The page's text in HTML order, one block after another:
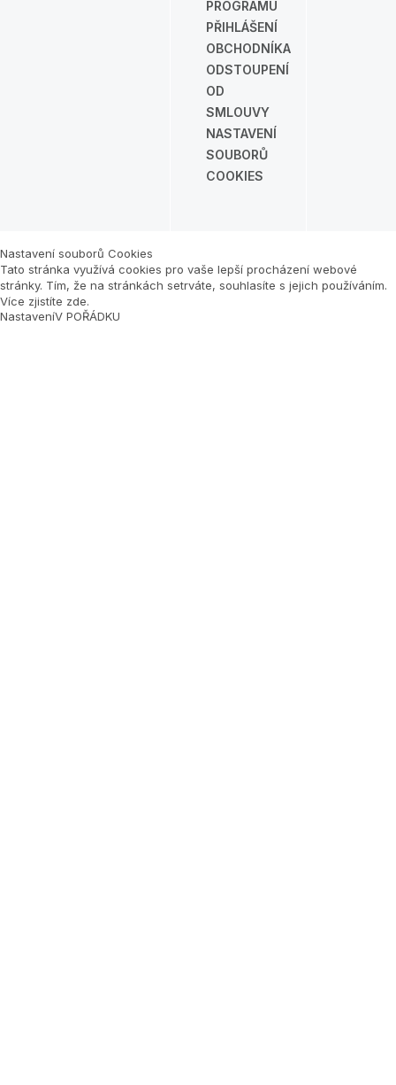
PROGRAMU
PŘIHLÁŠENÍ
OBCHODNÍKA
ODSTOUPENÍ
OD
SMLOUVY
NASTAVENÍ
SOUBORŮ
COOKIES
Nastavení souborů Cookies
Tato stránka využívá cookies pro vaše lepší procházení webové
stránky. Tím, že na stránkách setrváte, souhlasíte s jejich používáním.
Více zjistíte zde.
NastaveníV POŘÁDKU